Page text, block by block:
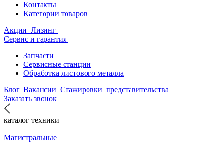
Контакты
Категории товаров
Акции Лизинг
Сервис и гарантия
Запчасти
Сервисные станции
Обработка листового металла
Блог Вакансии Стажировки представительства
Заказать звонок
каталог техники
Магистральные